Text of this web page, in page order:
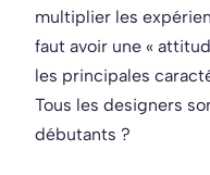
multiplier les
faut avoir une «
les principales
Tous les designers
débutants ?